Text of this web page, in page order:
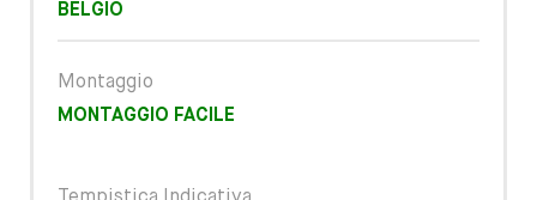
BELGIO
Montaggio
MONTAGGIO FACILE